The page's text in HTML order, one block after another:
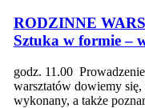
RODZINNE
Sztuka w formie –
godz. 11.00
warsztatów dowiemy
wykonany, a także